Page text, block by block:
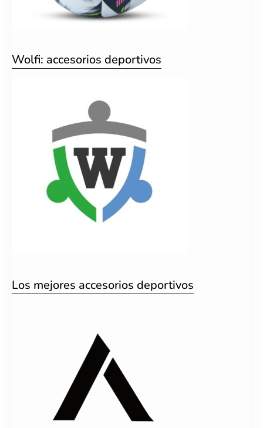
Wolfi: accesorios deportivos
Los mejores accesorios deportivos